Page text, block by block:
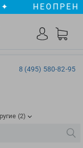
НЕОПРЕН ✦
8 (495) 580-82-95
(2)